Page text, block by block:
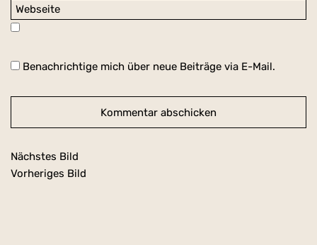
Benachrichtige mich über neue Beiträge via E-Mail.
Nächstes Bild
Vorheriges Bild